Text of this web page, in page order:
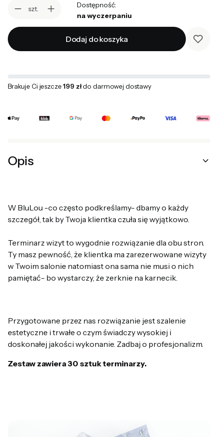
szt.
Dostępność:
na wyczerpaniu
Dodaj do koszyka
Brakuje Ci jeszcze199 złdo darmowej dostawy
Opis
W BluLou -co często podkreślamy- dbamy o każdy
szczegół, tak by Twoja klientka czuła się wyjątkowo.
Terminarz wizyt to wygodnie rozwiązanie dla obu stron.
Ty masz pewność, że klientka ma zarezerwowane wizyty
w Twoim salonie natomiast ona sama nie musi o nich
pamiętać- bo wystarczy, że zerknie na karnecik.
Przygotowane przez nas rozwiązanie jest szalenie
estetyczne i trwałe o czym świadczy wysokiej i
doskonałej jakości wykonanie. Zadbaj o profesjonalizm.
Zestaw zawiera 30 sztuk terminarzy.